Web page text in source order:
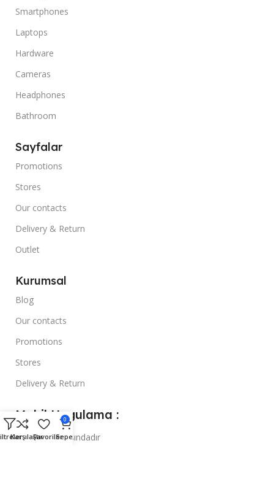
Smartphones
Laptops
Hardware
Cameras
Headphones
Bathroom
Sayfalar
Promotions
Stores
Our contacts
Delivery & Return
Outlet
Kurumsal
Blog
Our contacts
Promotions
Stores
Delivery & Return
Mobil Uygulama :
Yapım Aşamasındadır
KarşılaştırFavoriler
0
Sepet